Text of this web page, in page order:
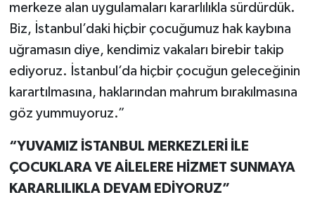
merkeze alan uygulamaları kararlılıkla sürdürdük.
Biz, İstanbul’daki hiçbir çocuğumuz hak kaybına
uğramasın diye, kendimiz vakaları birebir takip
ediyoruz. İstanbul’da hiçbir çocuğun geleceğinin
karartılmasına, haklarından mahrum bırakılmasına
göz yummuyoruz.”
“YUVAMIZ İSTANBUL MERKEZLERİ İLE
ÇOCUKLARA VE AİLELERE HİZMET SUNMAYA
KARARLILIKLA DEVAM EDİYORUZ”